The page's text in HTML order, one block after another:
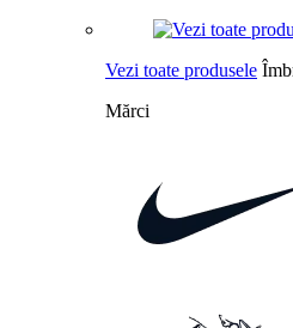
Vezi toate produsele
Mărci